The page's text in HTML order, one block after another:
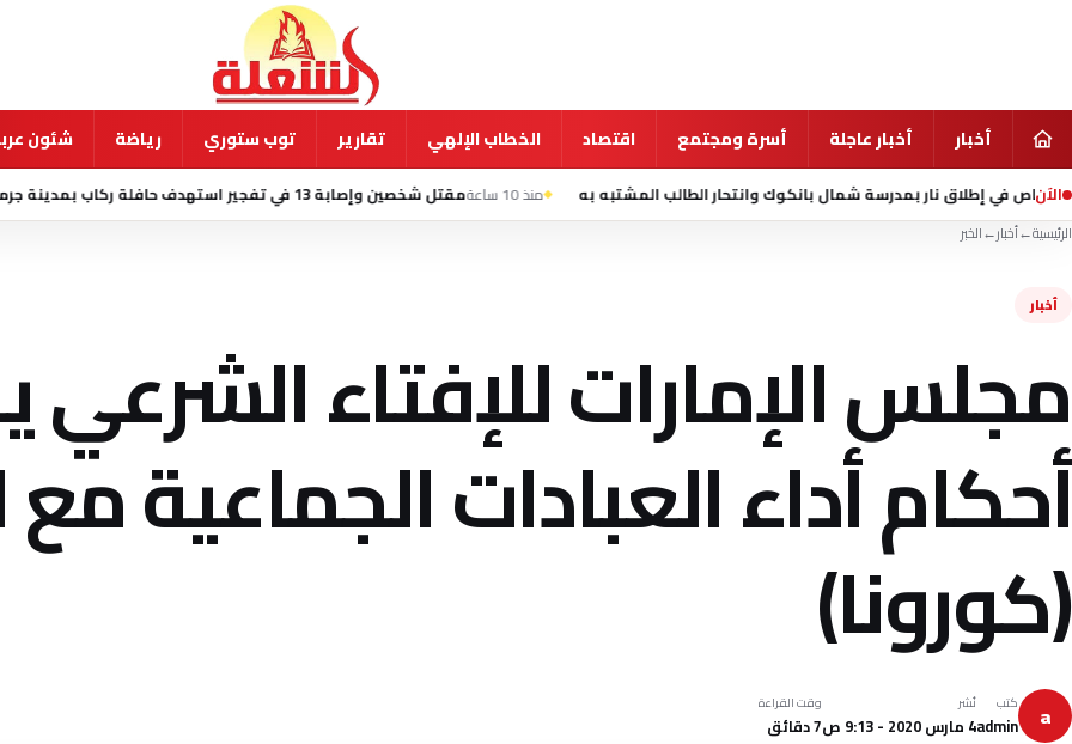
أخبار أخبار عاجلة أسرة ومجتمع اقتصاد الخطاب الإلهي تقارير توب ستوري رياضة شئون
الآن منذ 10 ساعة مقتل شخصين وإصابة 13 في تفجير استهدف حافلة ركاب بمدينة جرمانا السورية
الرئيسية←أخبار←الخبر
أخبار
مجلس الإمارات للإفتاء الشرعي
أحكام أداء العبادات الجماعية مع
(كورونا)
a كتب
admin
نُشر
4 مارس 2020 - 9:13 ص
وقت القراءة
7 دقائق